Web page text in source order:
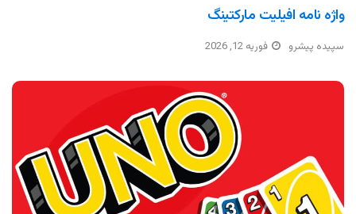
واژه نامه افیلیت مارکتینگ
سپیده پیشرو فوریه 12, 2026